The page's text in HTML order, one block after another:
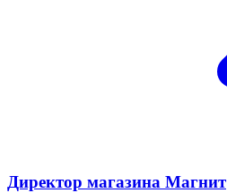
Директор магазина Магнит